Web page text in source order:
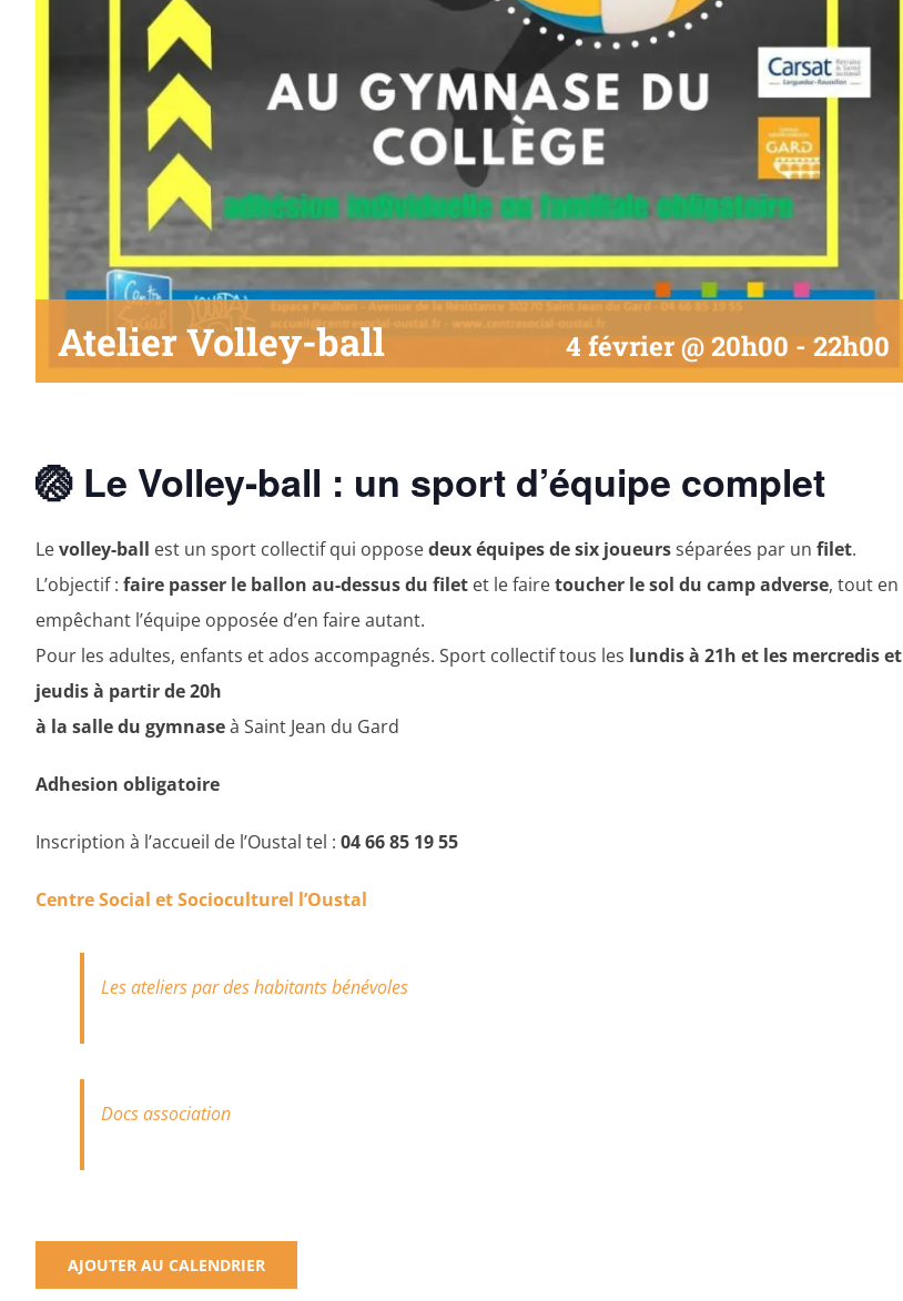
Atelier Volley-ball 4 février @ 20h00 -22h00
🏐 Le Volley-ball : un sport d’équipe complet
Levolley-ball est un sport collectif qui opposedeux équipes de six joueursséparées par un filet.
L’objectif : faire passer le ballon au-dessus du filet et le fairetoucher le sol du camp adverse, tout en
empêchant l’équipe opposée d’en faire autant.
Pour les adultes, enfants et ados accompagnés. Sport collectif tous les lundis à 21h et les mercredis et
jeudis à partir de 20h
à la salle du gymnaseà Saint Jean du Gard
Adhesion obligatoire
Inscription à l’accueil de l’Oustal tel : 04 66 85 19 55
Centre Social et Socioculturel l’Oustal
Les ateliers par des habitants bénévoles
Docs association
AJOUTER AU CALENDRIER